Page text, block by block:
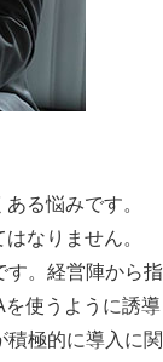
る悩みです。
なりません。
。経営陣から指
使うように誘導
極的に導入に関